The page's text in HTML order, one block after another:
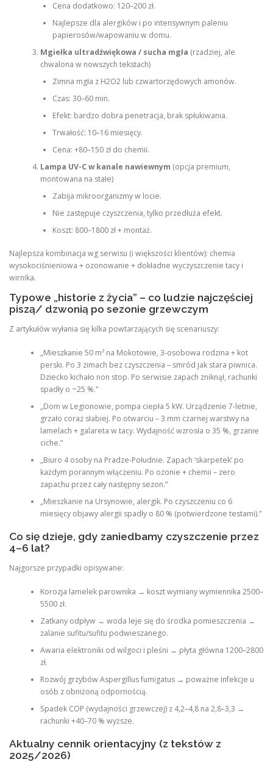
Cena dodatkowo: 120–200 zł.
Najlepsze dla alergików i po intensywnym paleniu
papierosów/wapowaniu w domu.
Mgiełka ultradźwiękowa / sucha mgła (rzadziej, ale
chwalona w nowszych tekstach)
Zimna mgła z H2O2 lub czwartorzędowych amonów.
Czas: 30–60 min.
Efekt: bardzo dobra penetracja, brak spłukiwania.
Trwałość: 10–16 miesięcy.
Cena: +80–150 zł do chemii.
Lampa UV-C w kanale nawiewnym (opcja premium,
montowana na stałe)
Zabija mikroorganizmy w locie.
Nie zastępuje czyszczenia, tylko przedłuża efekt.
Koszt: 800–1800 zł + montaż.
Najlepsza kombinacja wg serwisu (i większości klientów): chemia
wysokociśnieniowa + ozonowanie + dokładne wyczyszczenie tacy i
wirnika.
Typowe „historie z życia” – co ludzie najczęściej
piszą/ dzwonią po sezonie grzewczym
Z artykułów wyłania się kilka powtarzających się scenariuszy:
„Mieszkanie 50 m² na Mokotowie, 3-osobowa rodzina + kot
perski. Po 3 zimach bez czyszczenia – smród jak stara piwnica.
Dziecko kichało non stop. Po serwisie zapach zniknął, rachunki
spadły o ~25 %.”
„Dom w Legionowie, pompa ciepła 5 kW. Urządzenie 7-letnie,
grzało coraz słabiej. Po otwarciu – 3 mm czarnej warstwy na
lamelach + galareta w tacy. Wydajność wzrosła o 35 %, grzanie
ciche.”
„Biuro 4 osoby na Pradze-Południe. Zapach ‘skarpetek’ po
każdym porannym włączeniu. Po ozonie + chemii – zero
zapachu przez cały następny sezon.”
„Mieszkanie na Ursynowie, alergik. Po czyszczeniu co 6
miesięcy objawy alergii spadły o 80 % (potwierdzone testami).”
Co się dzieje, gdy zaniedbamy czyszczenie przez
4–6 lat?
Najgorsze przypadki opisywane:
Korozja lamelek parownika → koszt wymiany wymiennika 2500–
5500 zł.
Zatkany odpływ → woda leje się do środka pomieszczenia →
zalanie sufitu/sufitu podwieszanego.
Awaria elektroniki od wilgoci i pleśni → płyta główna 1200–2800
zł.
Rozwój grzybów Aspergillus fumigatus → poważne infekcje u
osób z obniżoną odpornością.
Spadek COP (wydajności grzewczej) z 4,2–4,8 na 2,8–3,3 →
rachunki +40–70 % wyższe.
Aktualny cennik orientacyjny (z tekstów z
2025/2026)